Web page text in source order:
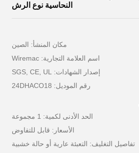
النحاسية نوع الرش
مكان المنشأ: الصين
اسم العلامة التجارية: Wiremac
إصدار الشهادات: SGS, CE, UL
رقم الموديل: 24DHACO18
الحد الأدنى لكمية: 1 مجموعة
الأسعار: قابل للتفاوض
تفاصيل التغليف: التعبئة عارية أو حالة خشبية